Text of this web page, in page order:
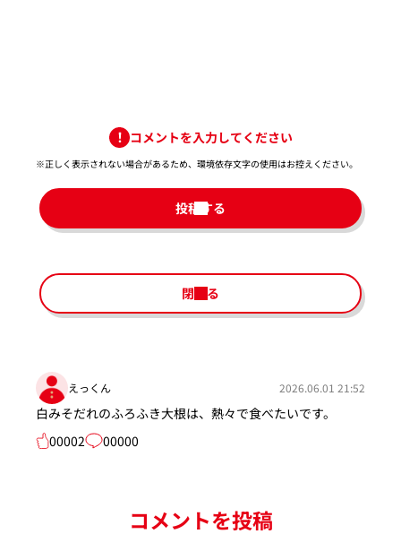
コメントを入力してください
※正しく表示されない場合があるため、環境依存文字の使用はお控えください。​
投稿する
閉じる
えっくん 2026.06.01 21:52
白みそだれのふろふき大根は、熱々で食べたいです。
00002
00000
コメントを投稿